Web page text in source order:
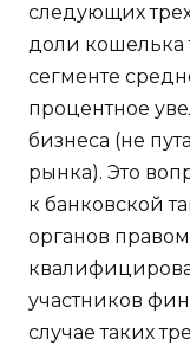
следующих
доли кошелька
сегменте
процентное
бизнеса (не
рынка). Это
к банковской
органов
участников
случае таких